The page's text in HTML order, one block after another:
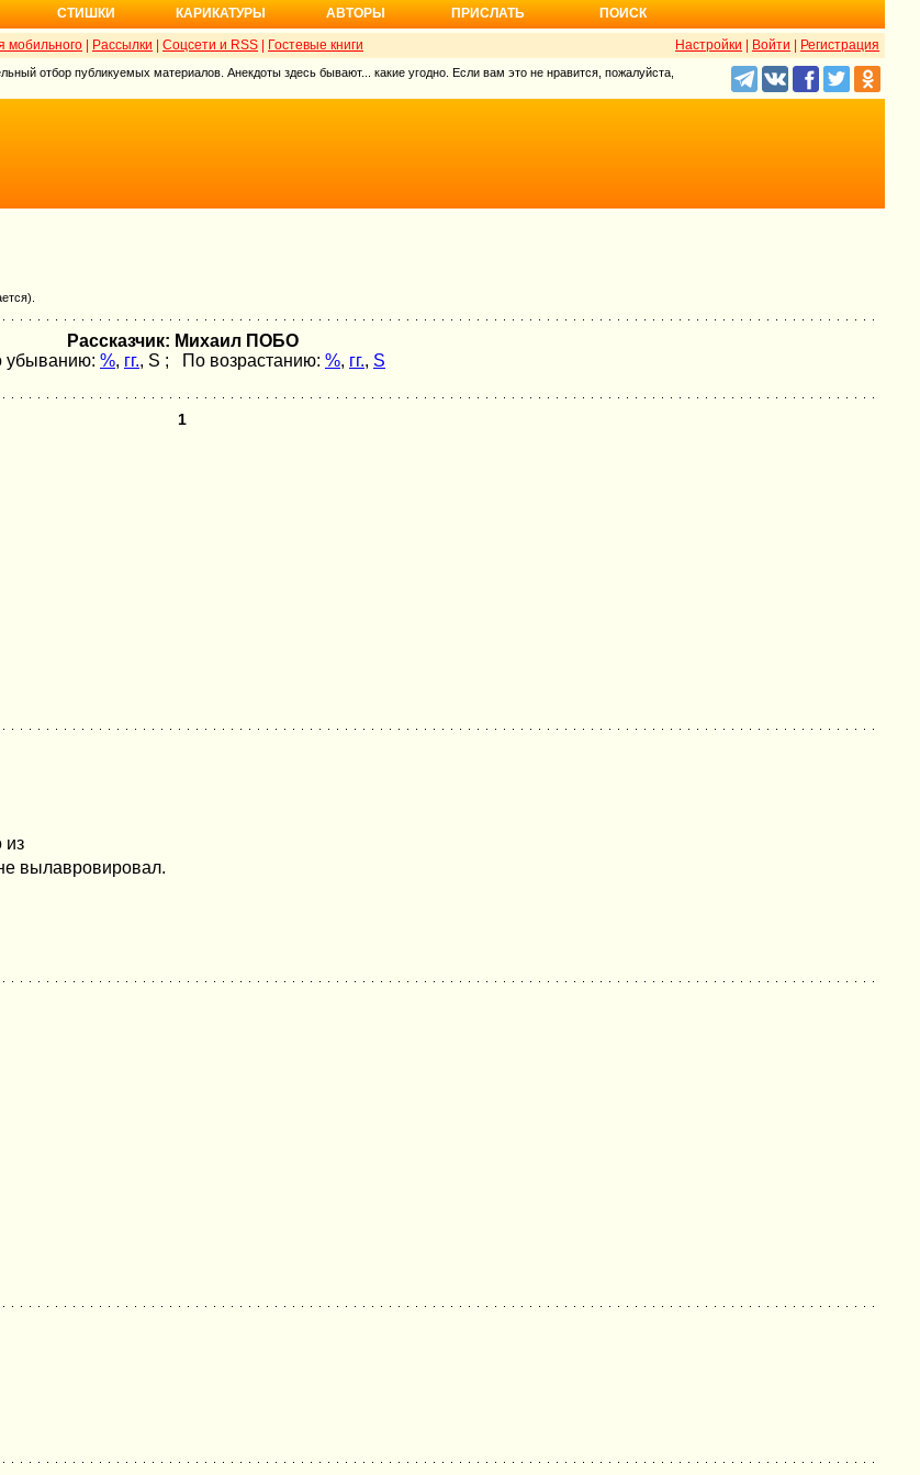
СТИШКИ КАРИКАТУРЫ АВТОРЫ ПРИСЛАТЬ ПОИСК
Настройки Войти Регистрация
мобильного Рассылки Соцсети и RSS Гостевые книги
отбор публикуемых материалов. Анекдоты здесь бывают... какие угодно. Если вам это не нравится, пожалуйста,
Рассказчик: Михаил ПОБО
убыванию: %, гг., S ; По возрастанию: %, гг., S
1
из
вылавровировал.